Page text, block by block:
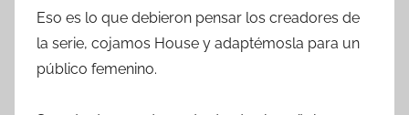
Eso es lo que debieron pensar los creadores de
la serie, cojamos House y adaptémosla para un
público femenino.